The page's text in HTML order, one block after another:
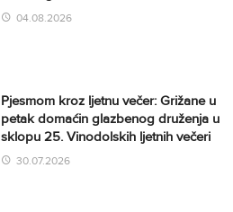
04.08.2026
Pjesmom kroz ljetnu večer: Grižane u
petak domaćin glazbenog druženja u
sklopu 25. Vinodolskih ljetnih večeri
30.07.2026